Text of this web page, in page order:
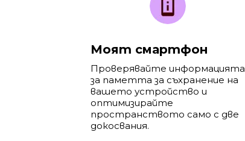
Моят смартфон
Проверявайте информацията
за паметта за съхранение на
вашето устройство и
оптимизирайте
пространството само с две
докосвания.